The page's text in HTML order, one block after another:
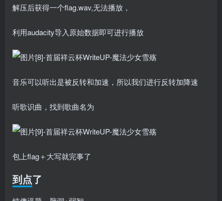
解压后获得一个flag.wav,无法播放，
利用audacity导入原始数据即可进行播放
音乐可以听出是被反转和加速，所以我们进行反转加降速
听歌识曲，找到歌曲名为
包上flag＋大写就完事了
到点了